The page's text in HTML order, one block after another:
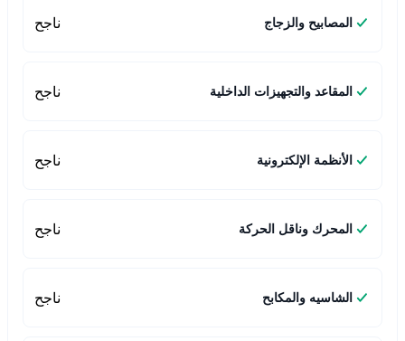
المصابيح والزجاج ناجح
المقاعد والتجهيزات الداخلية ناجح
الأنظمة الإلكترونية ناجح
المحرك وناقل الحركة ناجح
الشاسيه والمكابح ناجح